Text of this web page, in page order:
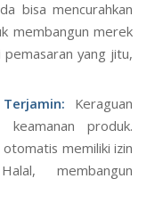
bisa mencurahkan
membangun merek
yang jitu,
Keraguan
produk.
memiliki izin
membangun